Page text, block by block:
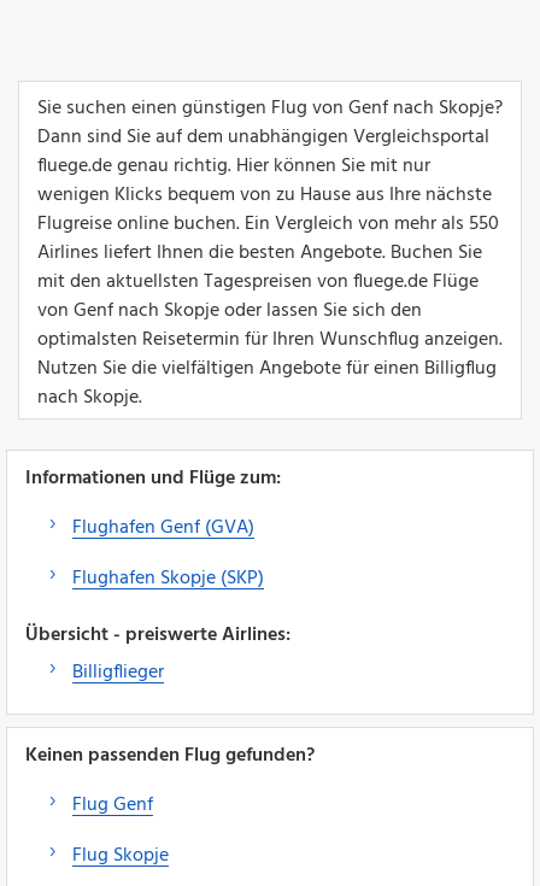
Sie suchen einen günstigen Flug von Genf nach Skopje?
Dann sind Sie auf dem unabhängigen Vergleichsportal
fluege.de genau richtig. Hier können Sie mit nur
wenigen Klicks bequem von zu Hause aus Ihre nächste
Flugreise online buchen. Ein Vergleich von mehr als 550
Airlines liefert Ihnen die besten Angebote. Buchen Sie
mit den aktuellsten Tagespreisen von fluege.de Flüge
von Genf nach Skopje oder lassen Sie sich den
optimalsten Reisetermin für Ihren Wunschflug anzeigen.
Nutzen Sie die vielfältigen Angebote für einen Billigflug
nach Skopje.
Informationen und Flüge zum:
Flughafen Genf (GVA)
Flughafen Skopje (SKP)
Übersicht - preiswerte Airlines:
Billigflieger
Keinen passenden Flug gefunden?
Flug Genf
Flug Skopje